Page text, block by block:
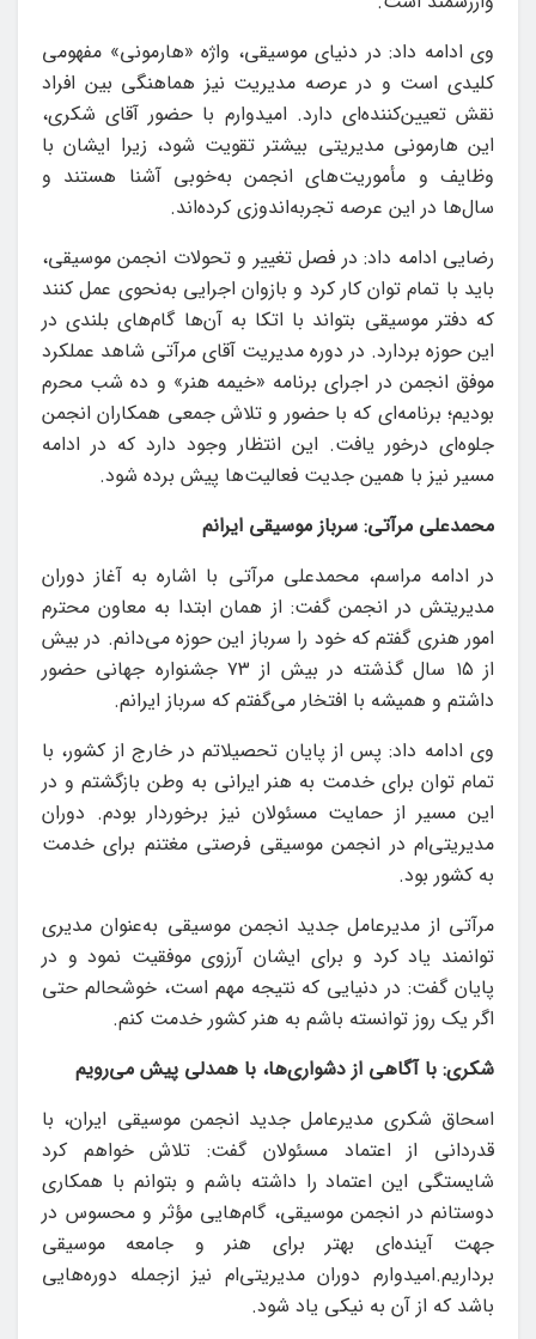
وی ادامه داد: در دنیای موسیقی، واژه «هارمونی» مفهومی
کلیدی است و در عرصه مدیریت نیز هماهنگی بین افراد
نقش تعیین‌کننده‌ای دارد. امیدوارم با حضور آقای شکری،
این هارمونی مدیریتی بیشتر تقویت شود، زیرا ایشان با
وظایف و مأموریت‌های انجمن به‌خوبی آشنا هستند و
سال‌ها در این عرصه تجربه‌اندوزی کرده‌اند.
رضایی ادامه داد: در فصل تغییر و تحولات انجمن موسیقی،
باید با تمام توان کار کرد و بازوان اجرایی به‌نحوی عمل کنند
که دفتر موسیقی بتواند با اتکا به آن‌ها گام‌های بلندی در
این حوزه بردارد. در دوره مدیریت آقای مرآتی شاهد عملکرد
موفق انجمن در اجرای برنامه «خیمه هنر» و ده شب محرم
بودیم؛ برنامه‌ای که با حضور و تلاش جمعی همکاران انجمن
جلوه‌ای درخور یافت. این انتظار وجود دارد که در ادامه
مسیر نیز با همین جدیت فعالیت‌ها پیش برده شود.
محمدعلی مرآتی: سرباز موسیقی ایرانم
در ادامه مراسم، محمدعلی مرآتی با اشاره به آغاز دوران
مدیریتش در انجمن گفت: از همان ابتدا به معاون محترم
امور هنری گفتم که خود را سرباز این حوزه می‌دانم. در بیش
از ۱۵ سال گذشته در بیش از ۷۳ جشنواره جهانی حضور
داشتم و همیشه با افتخار می‌گفتم که سرباز ایرانم.
وی ادامه داد: پس از پایان تحصیلاتم در خارج از کشور، با
تمام توان برای خدمت به هنر ایرانی به وطن بازگشتم و در
این مسیر از حمایت مسئولان نیز برخوردار بودم. دوران
مدیریتی‌ام در انجمن موسیقی فرصتی مغتنم برای خدمت
به کشور بود.
مرآتی از مدیرعامل جدید انجمن موسیقی به‌عنوان مدیری
توانمند یاد کرد و برای ایشان آرزوی موفقیت نمود و در
پایان گفت: در دنیایی که نتیجه مهم است، خوشحالم حتی
اگر یک روز توانسته باشم به هنر کشور خدمت کنم.
شکری: با آگاهی از دشواری‌ها، با همدلی پیش می‌رویم
اسحاق شکری مدیرعامل جدید انجمن موسیقی ایران، با
قدردانی از اعتماد مسئولان گفت: تلاش خواهم کرد
شایستگی این اعتماد را داشته باشم و بتوانم با همکاری
دوستانم در انجمن موسیقی، گام‌هایی مؤثر و محسوس در
جهت آینده‌ای بهتر برای هنر و جامعه موسیقی
برداریم.امیدوارم دوران مدیریتی‌ام نیز ازجمله دوره‌هایی
باشد که از آن به نیکی یاد شود.